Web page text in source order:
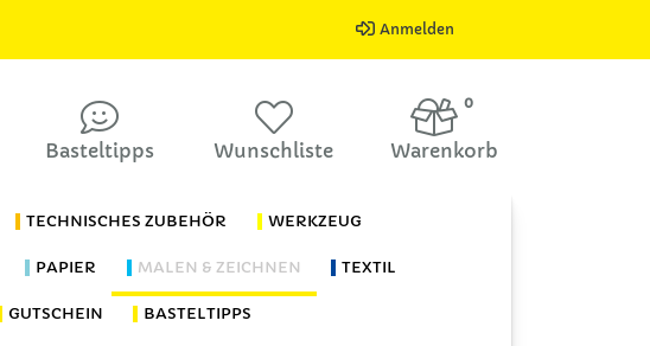
Anmelden
Basteltipps Wunschliste
0
Warenkorb
TECHNISCHES ZUBEHÖR WERKZEUG
PAPIER MALEN & ZEICHNEN TEXTIL
GUTSCHEIN BASTELTIPPS